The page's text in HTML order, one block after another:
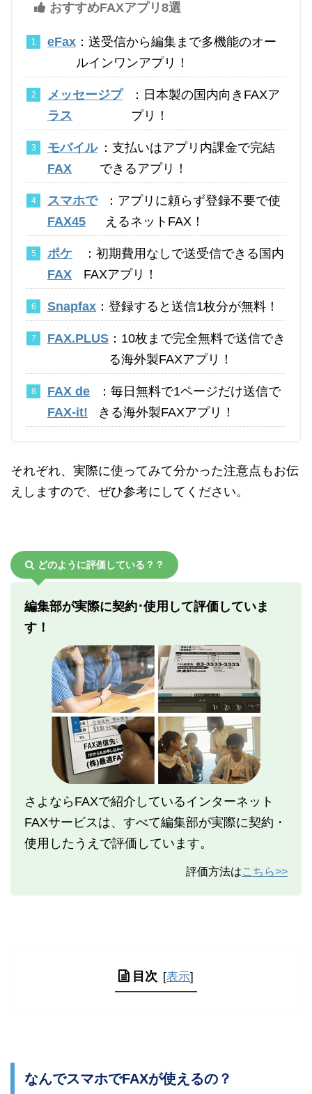
おすすめFAXアプリ8選
eFax ：送受信から編集まで多機能のオー
ルインワンアプリ！
メッセージプ
ラス
：日本製の国内向きFAXア
プリ！
モバイル
FAX
：支払いはアプリ内課金で完結
できるアプリ！
スマホで
FAX45
：アプリに頼らず登録不要で使
えるネットFAX！
ポケ
FAX
：初期費用なしで送受信できる国内
FAXアプリ！
Snapfax ：登録すると送信1枚分が無料！
FAX.PLUS ：10枚まで完全無料で送信でき
る海外製FAXアプリ！
FAX de
FAX-it!
：毎日無料で1ページだけ送信で
きる海外製FAXアプリ！
それぞれ、実際に使ってみて分かった注意点もお伝
えしますので、ぜひ参考にしてください。
どのように評価している？？
編集部が実際に契約･使用して評価していま
す！
さよならFAXで紹介しているインターネット
FAXサービスは、すべて編集部が実際に契約・
使用したうえで評価しています。
評価方法はこちら>>
目次 [表示]
なんでスマホでFAXが使えるの？